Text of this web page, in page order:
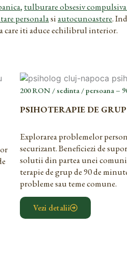
, tulburare obsesiv
personalasiautocunoastere.
care iti aduce echilibrul interior.
200 RON / sedinta / persoana –
PSIHOTERAPIE DE GRUP
Explorarea problemelor
securizant. Beneficiezi de
solutii din partea unei
terapie de grup de 90 de
probleme sau teme comune.
Vezi detalii